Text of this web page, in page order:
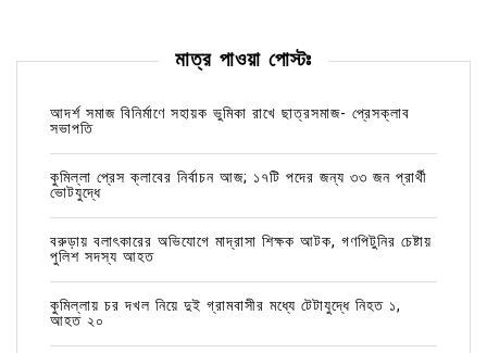
মাত্র পাওয়া পোস্টঃ
আদর্শ সমাজ বিনির্মাণে সহায়ক ভুমিকা রাখে ছাত্রসমাজ- প্রেসক্লাব
সভাপতি
কুমিল্লা প্রেস ক্লাবের নির্বাচন আজ; ১৭টি পদের জন্য ৩৩ জন প্রার্থী
ভোটযুদ্ধে
বরুড়ায় বলাৎকারের অভিযোগে মাদ্রাসা শিক্ষক আটক, গণপিটুনির চেষ্টায়
পুলিশ সদস্য আহত
কুমিল্লায় চর দখল নিয়ে দুই গ্রামবাসীর মধ্যে টেটাযুদ্ধে নিহত ১,
আহত ২০